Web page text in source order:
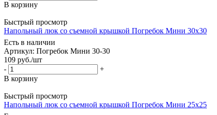
В корзину
Быстрый просмотр
Напольный люк со съемной крышкой Погребок Мини 30х30
Есть в наличии
Артикул: Погребок Мини 30-30
109 руб./шт
-
+
В корзину
Быстрый просмотр
Напольный люк со съемной крышкой Погребок Мини 25х25